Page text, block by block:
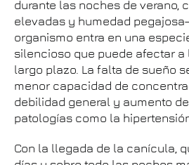
durante las noches de verano,
elevadas y humedad
organismo entra en una
silencioso que puede afectar a
largo plazo. La falta de sueño
menor capacidad de
debilidad general y aumento
patologías como la
Con la llegada de la canícula,